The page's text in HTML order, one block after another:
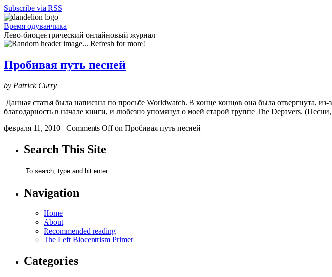
Subscribe via RSS
Время одуванчика
Лево-биоцентрический онлайновый журнал
Пробивая путь песней
by Patrick Curry
Данная статья была написана по просьбе Worldwatch. В конце концов она была отвергнута,
благодарность в начале книги, и любезно упомянул о моей старой группе The Depavers.
февраля 11, 2010
Comments Offon Пробивая путь песней
Search This Site
Navigation
Home
About
Recommended reading
The Left Biocentrism Primer
Categories